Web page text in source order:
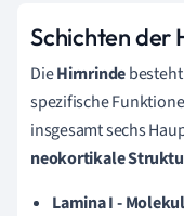
Schichten der
DieHirnrinde
spezifische
insgesamt sechs
neokortikale
Lamina I -